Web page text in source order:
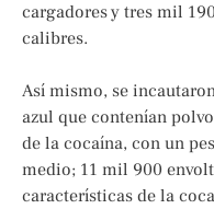
cargadores y tres mil
calibres.
Así mismo, se
azul que contenían
de la cocaína, con un
medio; 11 mil 900
características de la